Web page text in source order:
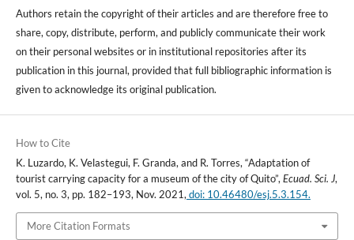
Authors retain the copyright of their articles and are therefore free to
share, copy, distribute, perform, and publicly communicate their work
on their personal websites or in institutional repositories after its
publication in this journal, provided that full bibliographic information is
given to acknowledge its original publication.
How to Cite
K. Luzardo, K. Velastegui, F. Granda, and R. Torres, “Adaptation of
tourist carrying capacity for a museum of the city of Quito”, Ecuad. Sci. J,
vol. 5, no. 3, pp. 182–193, Nov. 2021, doi: 10.46480/esj.5.3.154.
More Citation Formats